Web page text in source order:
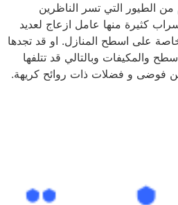
من الطيور التي تسر الناظرين
كثيرة منها عامل ازعاج لعديد
على اسطح المنازل. او قد تجدها
والمكيفات وبالتالي قد تتلفها
فوضى و فضلات ذات روائح كريهة.